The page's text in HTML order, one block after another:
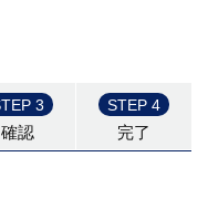
3
確認
STEP 4
完了